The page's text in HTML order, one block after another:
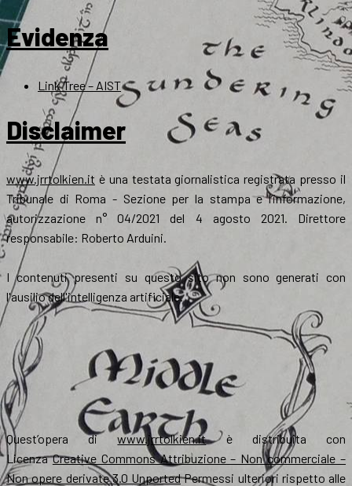
Evidenza
Link Tree – AIST
Disclaimer
www.jrrtolkien.it è una testata giornalistica registrata presso il
Tribunale di Roma - Sezione per la stampa e l’informazione,
autorizzazione n° 04/2021 del 4 agosto 2021. Direttore
responsabile: Roberto Arduini.
I contenuti presenti su questo sito non sono generati con
l'ausilio dell'intelligenza artificiale.
Quest’opera diwww.jrrtolkien.itè distribuita con
LicenzaCreative Commons Attribuzione – Non commerciale –
Non opere derivate 3.0 UnportedPermessi ulteriori rispetto alle